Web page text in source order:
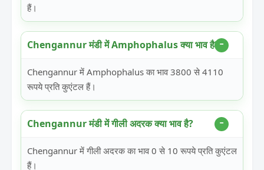
हैं।
Chengannur मंडी में Amphophalus क्या भाव है?
Chengannur में Amphophalus का भाव 3800 से 4110
रूपये प्रति कुएंटल हैं।
Chengannur मंडी में गीली अदरक क्या भाव है?
Chengannur में गीली अदरक का भाव 0 से 10 रूपये प्रति कुएंटल
हैं।